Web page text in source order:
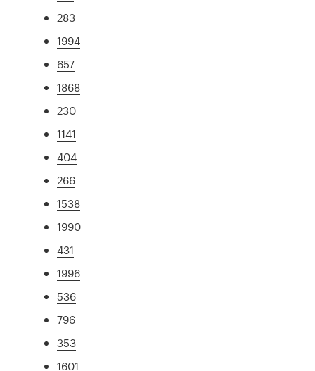
283
1994
657
1868
230
1141
404
266
1538
1990
431
1996
536
796
353
1601